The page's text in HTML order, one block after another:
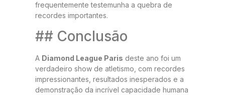
frequentemente testemunha a quebra de
recordes importantes.
## Conclusão
A Diamond League Paris deste ano foi um
verdadeiro show de atletismo, com recordes
impressionantes, resultados inesperados e a
demonstração da incrível capacidade humana